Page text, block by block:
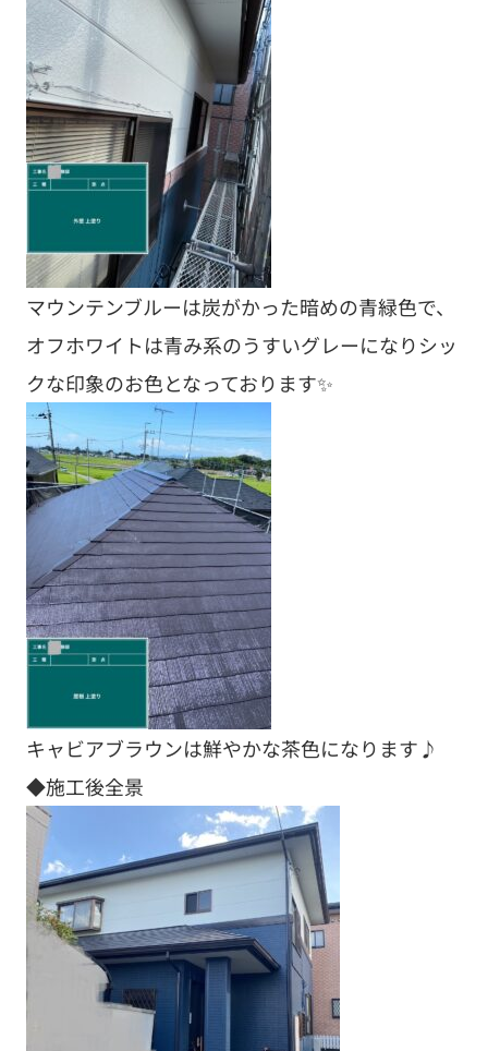
マウンテンブルーは炭がかった暗めの青緑色で、
オフホワイトは青み系のうすいグレーになりシッ
クな印象のお色となっております✨
キャビアブラウンは鮮やかな茶色になります♪
◆施工後全景